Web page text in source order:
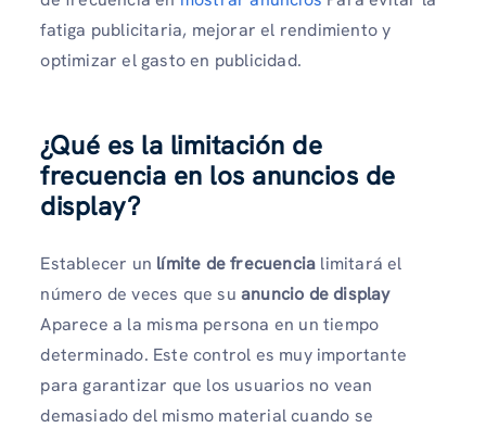
fatiga publicitaria, mejorar el rendimiento y
optimizar el gasto en publicidad.
¿Qué es la limitación de
frecuencia en los anuncios de
display?
Establecer un límite de frecuencia limitará el
número de veces que su anuncio de display
Aparece a la misma persona en un tiempo
determinado. Este control es muy importante
para garantizar que los usuarios no vean
demasiado del mismo material cuando se